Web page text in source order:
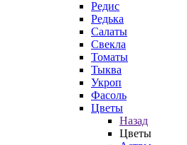
Редис
Редька
Салаты
Свекла
Томаты
Тыква
Укроп
Фасоль
Цветы
Назад
Цветы